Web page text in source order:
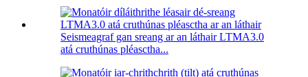
Seismeagraf gan sreang ar an láthair LTMA3.0
atá cruthúnas pléasctha...